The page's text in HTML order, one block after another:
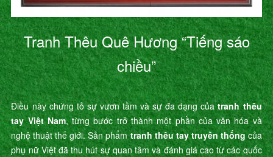
Tranh Thêu Quê Hương “Tiếng sáo
chiều”
Điều này chứng tỏ sự vươn tầm và sự đa dạng củatranh thêu
tay Việt Nam, từng bước trở thành một phần của văn hóa và
nghệ thuật thế giới. Sản phẩmtranh thêu tay truyền thốngcủa
phụ nữ Việt đã thu hút sự quan tâm và đánh giá cao từ các quốc